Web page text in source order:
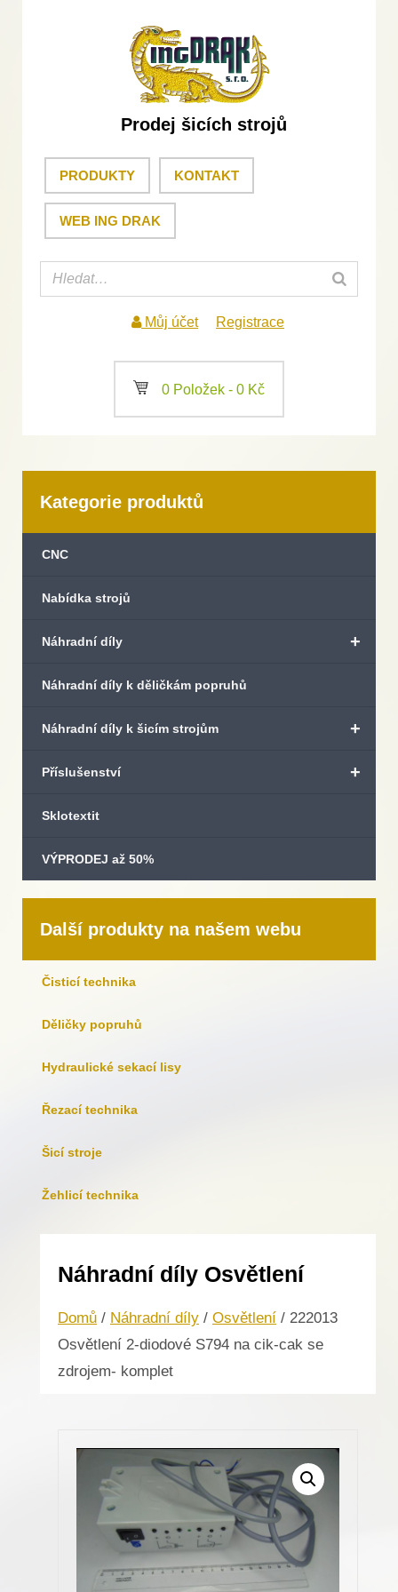
Prodej šicích strojů
PRODUKTY KONTAKT
WEB ING DRAK
Můj účet Registrace
a 0 Položek - 0 Kč
Kategorie produktů
CNC
Nabídka strojů
+
Náhradní díly
Náhradní díly k děličkám popruhů
+
Náhradní díly k šicím strojům
+
Příslušenství
Sklotextit
VÝPRODEJ až 50%
Další produkty na našem webu
Čisticí technika
Děličky popruhů
Hydraulické sekací lisy
Řezací technika
Šicí stroje
Žehlicí technika
Náhradní díly Osvětlení
Domů / Náhradní díly / Osvětlení / 222013
Osvětlení 2-diodové S794 na cik-cak se
zdrojem- komplet